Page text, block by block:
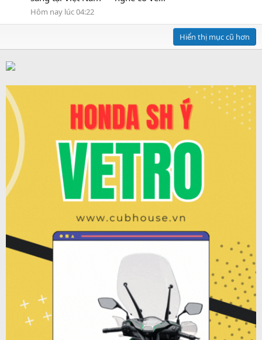
Hôm nay lúc 04:22
Hiển thị mục cũ hơn